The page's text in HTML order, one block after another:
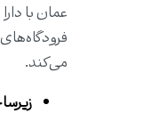
عمان با
می‌کند.